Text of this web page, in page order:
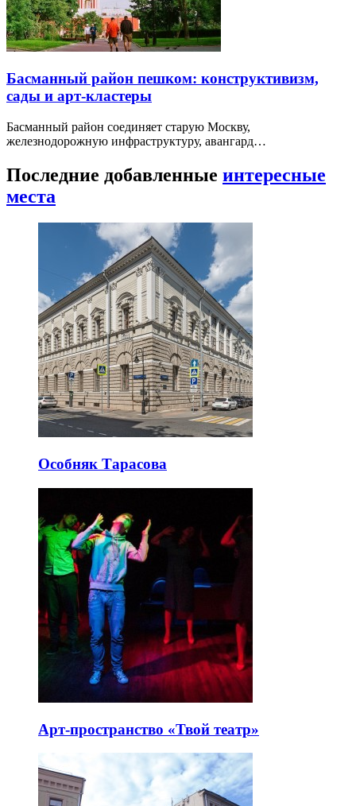
Басманный район пешком: конструктивизм,
сады и арт-кластеры
Басманный район соединяет старую Москву,
железнодорожную инфраструктуру, авангард…
Последние добавленные интересные
места
Особняк Тарасова
Арт-пространство «Твой театр»